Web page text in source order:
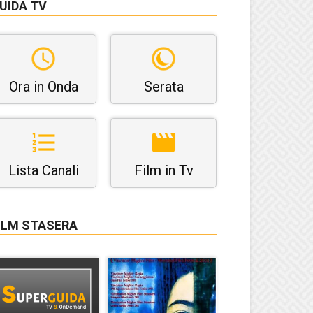
TV
Ora in Onda Serata
Lista Canali Film in Tv
STASERA